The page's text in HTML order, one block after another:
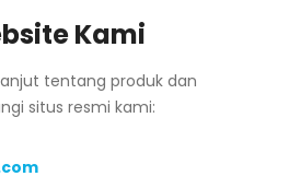
Kami
tentang produk dan
situs resmi kami: